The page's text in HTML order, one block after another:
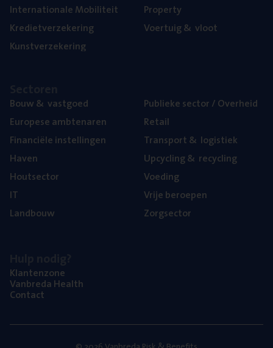
Inter­na­ti­o­na­le Mobiliteit
Kre­diet­ver­ze­ke­ring
Kunst­ver­ze­ke­ring
Pro­per­ty
Voer­tuig& vloot
Bouw& vastgoed
Euro­pe­se ambtenaren
Finan­ci­ë­le instellingen
Haven
Hout­sec­tor
IT
Land­bouw
Publie­ke sec­tor / Overheid
Retail
Trans­port& logistiek
Upcy­cling& recycling
Voe­ding
Vrije beroe­pen
Zorg­sec­tor
Klan­ten­zo­ne
Van­b­re­da Health
Con­tact